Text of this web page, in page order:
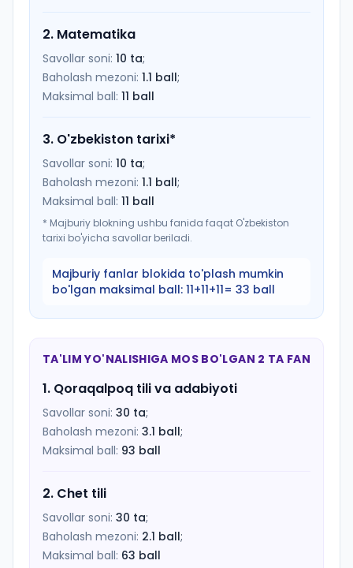
2. Matematika
Savollar soni: 10 ta;
Baholash mezoni: 1.1 ball;
Maksimal ball: 11 ball
3. O'zbekiston tarixi*
Savollar soni: 10 ta;
Baholash mezoni: 1.1 ball;
Maksimal ball: 11 ball
* Majburiy blokning ushbu fanida faqat O'zbekiston
tarixi bo'yicha savollar beriladi.
Majburiy fanlar blokida to'plash mumkin
bo'lgan maksimal ball: 11+11+11= 33 ball
TA'LIM YO'NALISHIGA MOS BO'LGAN 2 TA FAN
1. Qoraqalpoq tili va adabiyoti
Savollar soni: 30 ta;
Baholash mezoni: 3.1 ball;
Maksimal ball: 93 ball
2. Chet tili
Savollar soni: 30 ta;
Baholash mezoni: 2.1 ball;
Maksimal ball: 63 ball